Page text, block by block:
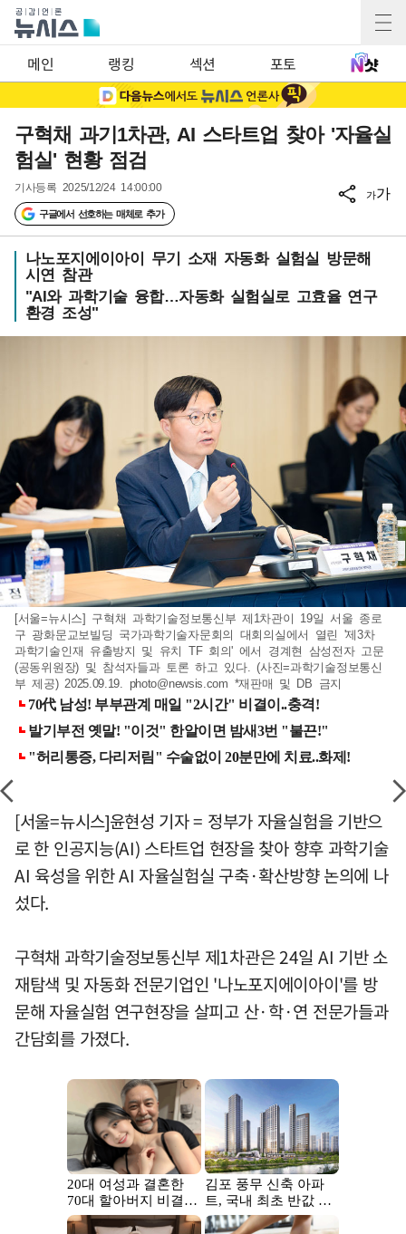
메인 랭킹 섹션 포토
구혁채 과기1차관, AI 스타트업 찾아 '자율실
험실' 현황 점검
기사등록 2025/12/24 14:00:00
구글에서 선호하는 매체로 추가
가가
나노포지에이아이 무기 소재 자동화 실험실 방문해
시연 참관
"AI와 과학기술 융합…자동화 실험실로 고효율 연구
환경 조성"
[서울=뉴시스] 구혁채 과학기술정보통신부 제1차관이 19일 서울 종로
구 광화문교보빌딩 국가과학기술자문회의 대회의실에서 열린 '제3차
과학기술인재 유출방지 및 유치 TF 회의' 에서 경계현 삼성전자 고문
(공동위원장) 및 참석자들과 토론 하고 있다. (사진=과학기술정보통신
부 제공) 2025.09.19. photo@newsis.com *재판매 및 DB 금지
[서울=뉴시스]윤현성 기자 = 정부가 자율실험을 기반으
로 한 인공지능(AI) 스타트업 현장을 찾아 향후 과학기술
AI 육성을 위한 AI 자율실험실 구축·확산방향 논의에 나
섰다.
구혁채 과학기술정보통신부 제1차관은 24일 AI 기반 소
재탐색 및 자동화 전문기업인 '나노포지에이아이'를 방
문해 자율실험 연구현장을 살피고 산·학·연 전문가들과
간담회를 가졌다.